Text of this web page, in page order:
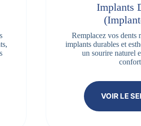
Implants
Remplacez vos dents
implants durables et
un sourire naturel
VOIR LE